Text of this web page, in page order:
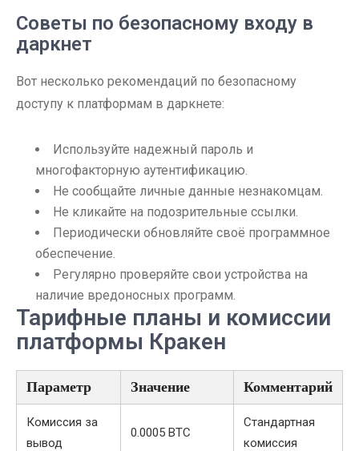
Советы по безопасному входу в
даркнет
Вот несколько рекомендаций по безопасному
доступу к платформам в даркнете:
Используйте надежный пароль и
многофакторную аутентификацию.
Не сообщайте личные данные незнакомцам.
Не кликайте на подозрительные ссылки.
Периодически обновляйте своё программное
обеспечение.
Регулярно проверяйте свои устройства на
наличие вредоносных программ.
Тарифные планы и комиссии
платформы Кракен
Параметр Значение Комментарий
Комиссия за
вывод
0.0005 BTC
Стандартная
комиссия